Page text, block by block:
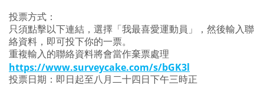
投票方式：
只須點擊以下連結，選擇「我最喜愛運動員」，然後輸入聯
絡資料，即可投下你的一票。
重複輸入的聯絡資料將會當作棄票處理
https://www.surveycake.com/s/bGK3l
投票日期：即日起至八月二十四日下午三時正